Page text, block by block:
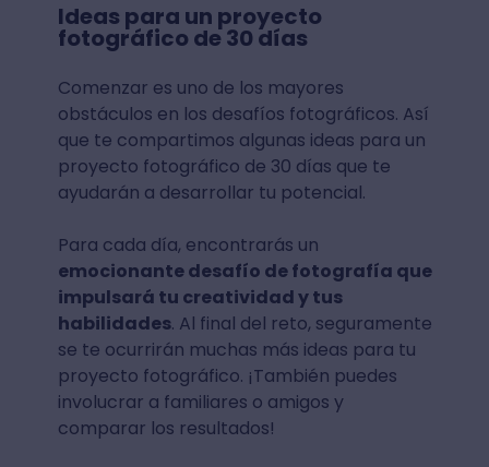
Ideas para un proyecto
fotográfico de 30 días
Comenzar es uno de los mayores
obstáculos en los desafíos fotográficos. Así
que te compartimos algunas ideas para un
proyecto fotográfico de 30 días que te
ayudarán a desarrollar tu potencial.
Para cada día, encontrarás un
emocionante desafío de fotografía que
impulsará tu creatividad y tus
habilidades. Al final del reto, seguramente
se te ocurrirán muchas más ideas para tu
proyecto fotográfico. ¡También puedes
involucrar a familiares o amigos y
comparar los resultados!